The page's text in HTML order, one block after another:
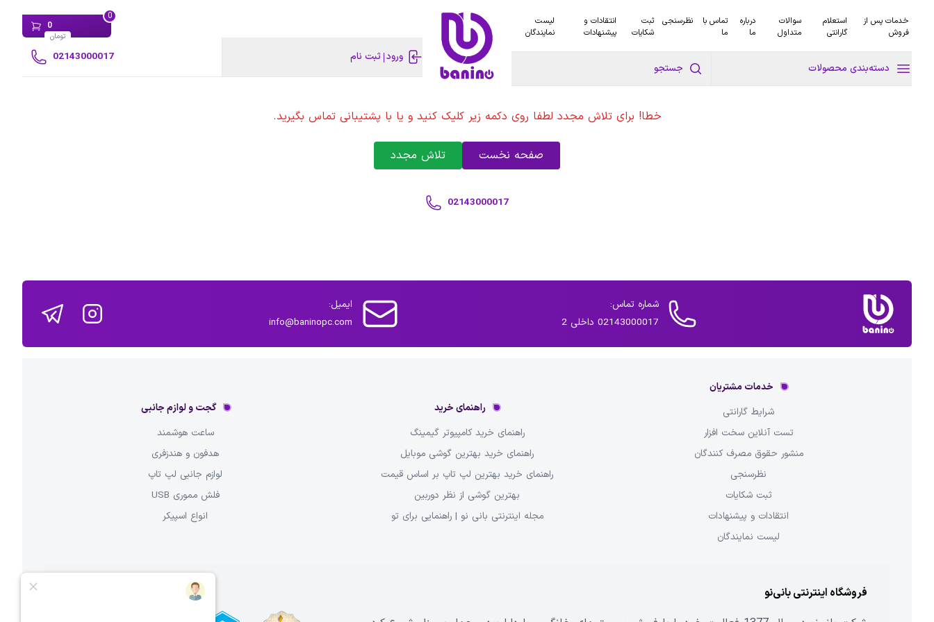
خدمات پس از
فروش
استعلام
گارانتی
سوالات
متداول
درباره
ما
تماس با
ما
نظرسنجی
ثبت
شکایات
انتقادات و
پیشنهادات
لیست
نمایندگان
دسته‌بندی محصولات جستجو
0
0
تومان
ورود ثبت نام 02143000017
خطا! برای تلاش مجدد لطفا روی دکمه زیر کلیک کنید و یا با پشتیبانی تماس بگیرید.
صفحه نخست تلاش مجدد
02143000017
شماره تماس:
02143000017 داخلی 2
ایمیل:
info@baninopc.com
خدمات مشتریان
شرایط گارانتی
تست آنلاین سخت افزار
منشور حقوق مصرف کنندگان
نظرسنجی
ثبت شکایات
انتقادات و پیشنهادات
لیست نمایندگان
راهنمای خرید
راهنمای خرید کامپیوتر گیمینگ
راهنمای خرید بهترین گوشی موبایل
راهنمای خرید بهترین لپ تاپ بر اساس قیمت
بهترین گوشی از نظر دوربین
مجله اینترنتی بانی نو | راهنمایی برای تو
گجت و لوازم جانبی
ساعت هوشمند
هدفون و هندزفری
لوازم جانبی لپ تاپ
فلش مموری USB
انواع اسپیکر
فروشگاه اینترنتی بانی‌نو